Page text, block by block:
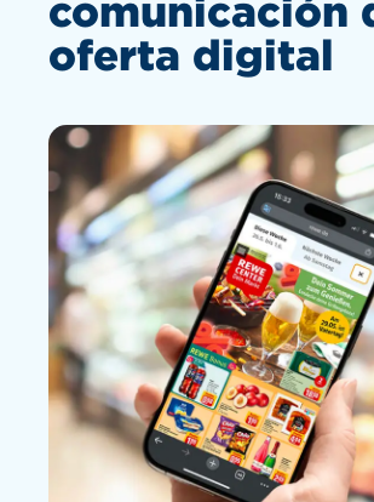
comunicación
oferta digital